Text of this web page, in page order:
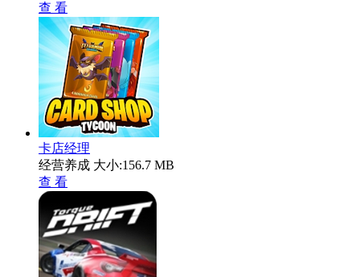
查 看
卡店经理
经营养成 大小:156.7 MB
查 看